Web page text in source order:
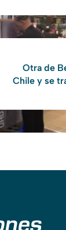
Otra de
Chile y se